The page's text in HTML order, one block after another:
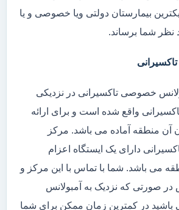
بیمارستان دولتی ویا خصوصی و یا
نظر شما برساند.
خصوصی تاکسیرانی در نزدیکی
واقع شده است و برای ارائه
آن منطقه آماده می باشد. مرکز
دارای یک ایستگاه اعزام
می باشد. شما با تماس با این مرکز و
صورتی که نزدیک به آمبولانس
در کمترین زمان ممکن برای شما